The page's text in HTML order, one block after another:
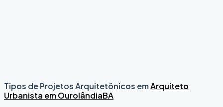
Tipos de Projetos Arquitetônicos emArquiteto
Urbanista em OurolândiaBA